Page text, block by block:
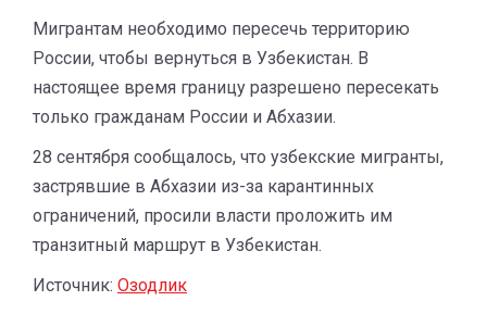
Мигрантам необходимо пересечь территорию
России, чтобы вернуться в Узбекистан. В
настоящее время границу разрешено пересекать
только гражданам России и Абхазии.
28 сентября сообщалось, что узбекские мигранты,
застрявшие в Абхазии из-за карантинных
ограничений, просили власти проложить им
транзитный маршрут в Узбекистан.
Источник: Озодлик